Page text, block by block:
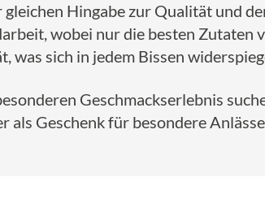
Hingabe zur Qualität und
wobei nur die besten Zutaten
sich in jedem Bissen
Geschmackserlebnis
als Geschenk für besondere